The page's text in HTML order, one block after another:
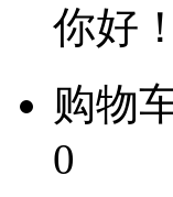
你好
购物
0